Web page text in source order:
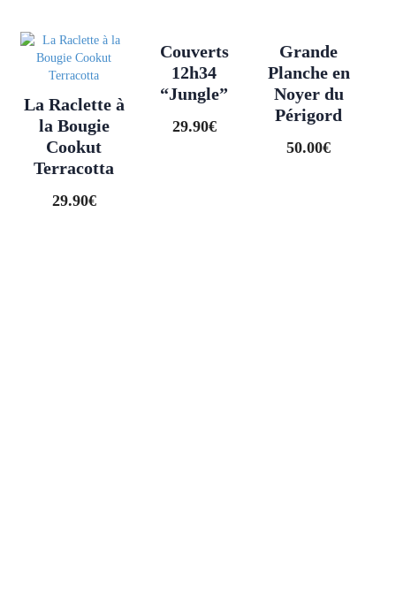
La Raclette à
la Bougie
Cookut
Terracotta
29.90€
Grande
Planche en
Noyer du
Périgord
50.00€
Couverts
12h34
“Jungle”
29.90€